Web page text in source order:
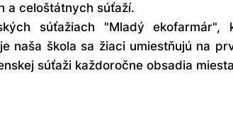
a celoštátnych súťaží.
súťažiach "Mladý ekofarmár",
naša škola sa žiaci umiestňujú na
súťaži každoročne obsadia